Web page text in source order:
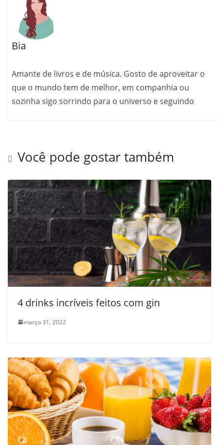
Bia
Amante de livros e de música. Gosto de aproveitar o
que o mundo tem de melhor, em companhia ou
sozinha sigo sorrindo para o universo e seguindo
Você pode gostar também
4 drinks incríveis feitos com gin
março 31, 2022